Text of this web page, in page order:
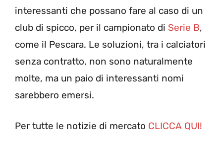
interessanti che possano fare al caso di un
club di spicco, per il campionato di Serie B,
come il Pescara. Le soluzioni, tra i calciatori
senza contratto, non sono naturalmente
molte, ma un paio di interessanti nomi
sarebbero emersi.
Per tutte le notizie di mercato CLICCA QUI!